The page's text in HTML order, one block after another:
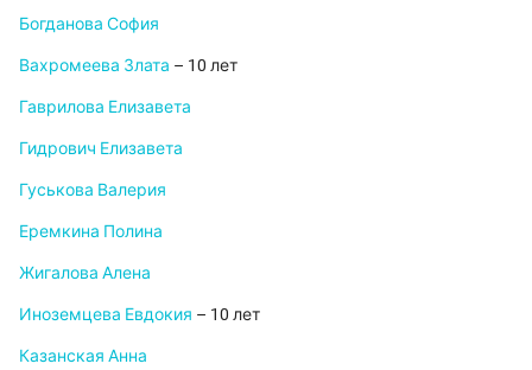
Богданова София
Вахромеева Злата – 10 лет
Гаврилова Елизавета
Гидрович Елизавета
Гуськова Валерия
Еремкина Полина
Жигалова Алена
Иноземцева Евдокия – 10 лет
Казанская Анна